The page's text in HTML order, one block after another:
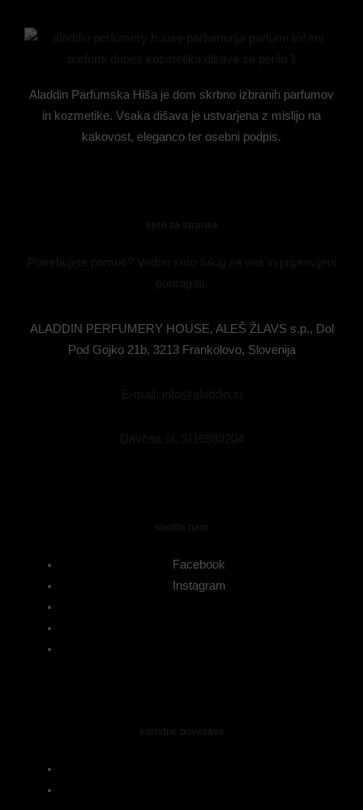
Aladdin Parfumska Hiša je dom skrbno izbranih parfumov
in kozmetike. Vsaka dišava je ustvarjena z mislijo na
kakovost, eleganco ter osebni podpis.
ALADDIN PERFUMERY HOUSE, ALEŠ ŽLAVS s.p., Dol
Pod Gojko 21b, 3213 Frankolovo, Slovenija
Facebook
Instagram